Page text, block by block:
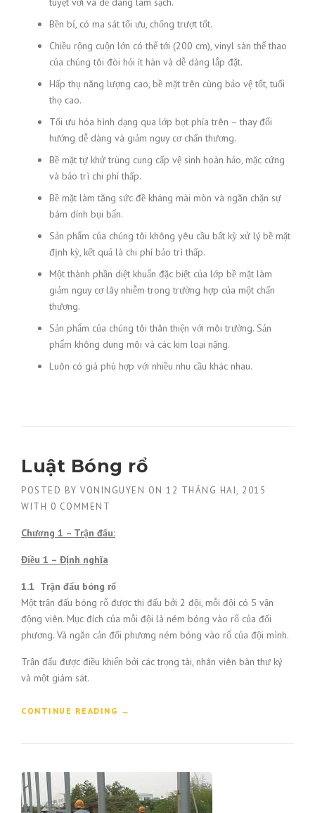
Bền bỉ, có ma sát tối ưu, chống trượt tốt.
Chiều rộng cuộn lớn có thể tới (200 cm), vinyl sàn thể thao
của chúng tôi đòi hỏi ít hàn và dễ dàng lắp đặt.
Hấp thụ năng lượng cao, bề mặt trên cùng bảo vệ tốt, tuối
thọ cao.
Tối ưu hóa hình dạng qua lớp bọt phía trên – thay đổi
hướng dễ dàng và giảm nguy cơ chấn thương.
Bề mặt tự khử trùng cung cấp vệ sinh hoàn hảo, mặc cứng
và bảo trì chi phí thấp.
Bề mặt làm tăng sức đề kháng mài mòn và ngăn chặn sự
bám dính bụi bẩn.
Sản phẩm của chúng tôi không yêu cầu bất kỳ xử lý bề mặt
định kỳ, kết quả là chi phí bảo trì thấp.
Một thành phần diệt khuẩn đặc biệt của lớp bề mặt làm
giảm nguy cơ lây nhiễm trong trường hợp của một chấn
thương.
Sản phẩm của chúng tôi thân thiện với môi trường. Sản
phẩm không dung môi và các kim loại nặng.
Luôn có giá phù hợp với nhiều nhu cầu khác nhau.
Luật Bóng rổ
POSTED BY VONINGUYEN ON 12 THÁNG HAI, 2015
WITH 0 COMMENT
Chương 1 – Trận đấu:
Điều 1 – Định nghĩa
1.1 Trận đấu bóng rổ
Một trận đấu bóng rổ được thi đấu bởi 2 đội, mỗi đội có 5 vận
động viên. Mục đích của mỗi đội là ném bóng vào rổ của đối
phương. Và ngăn cản đối phương ném bóng vào rổ của đội mình.
Trận đấu được điều khiển bởi các trọng tài, nhân viên bàn thư ký
và một giám sát.
CONTINUE READING “LUẬT BÓNG RỔ”
→